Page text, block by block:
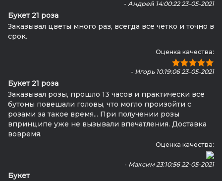
- Андрей 14:00:22 23-05-2021
Букет 21 роза
Заказывал цветы много раз, всегда все четко и точно в
срок.
Оценка качества:
- Игорь 10:19:06 23-05-2021
Букет 21 роза
Заказывал розы, прошло 13 часов и практически все
бутоны повешали головы, что могло произойти с
розами за такое время... При получении розы
впринципе уже не вызывали впечатления. Доставка
вовремя.
Оценка качества:
- Максим 23:10:56 22-05-2021
Букет